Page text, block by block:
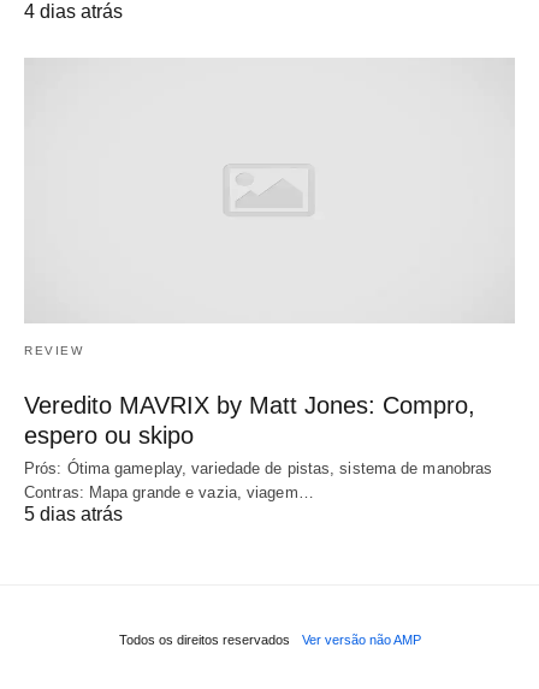
4 dias atrás
REVIEW
Veredito MAVRIX by Matt Jones: Compro,
espero ou skipo
Prós: Ótima gameplay, variedade de pistas, sistema de manobras
Contras: Mapa grande e vazia, viagem…
5 dias atrás
Todos os direitos reservados Ver versão não AMP